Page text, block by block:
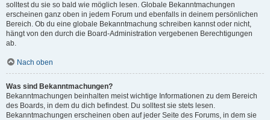
solltest du sie so bald wie möglich lesen. Globale Bekanntmachungen
erscheinen ganz oben in jedem Forum und ebenfalls in deinem persönlichen
Bereich. Ob du eine globale Bekanntmachung schreiben kannst oder nicht,
hängt von den durch die Board-Administration vergebenen Berechtigungen
ab.
Nach oben
Was sind Bekanntmachungen?
Bekanntmachungen beinhalten meist wichtige Informationen zu dem Bereich
des Boards, in dem du dich befindest. Du solltest sie stets lesen.
Bekanntmachungen erscheinen oben auf jeder Seite des Forums, in dem sie